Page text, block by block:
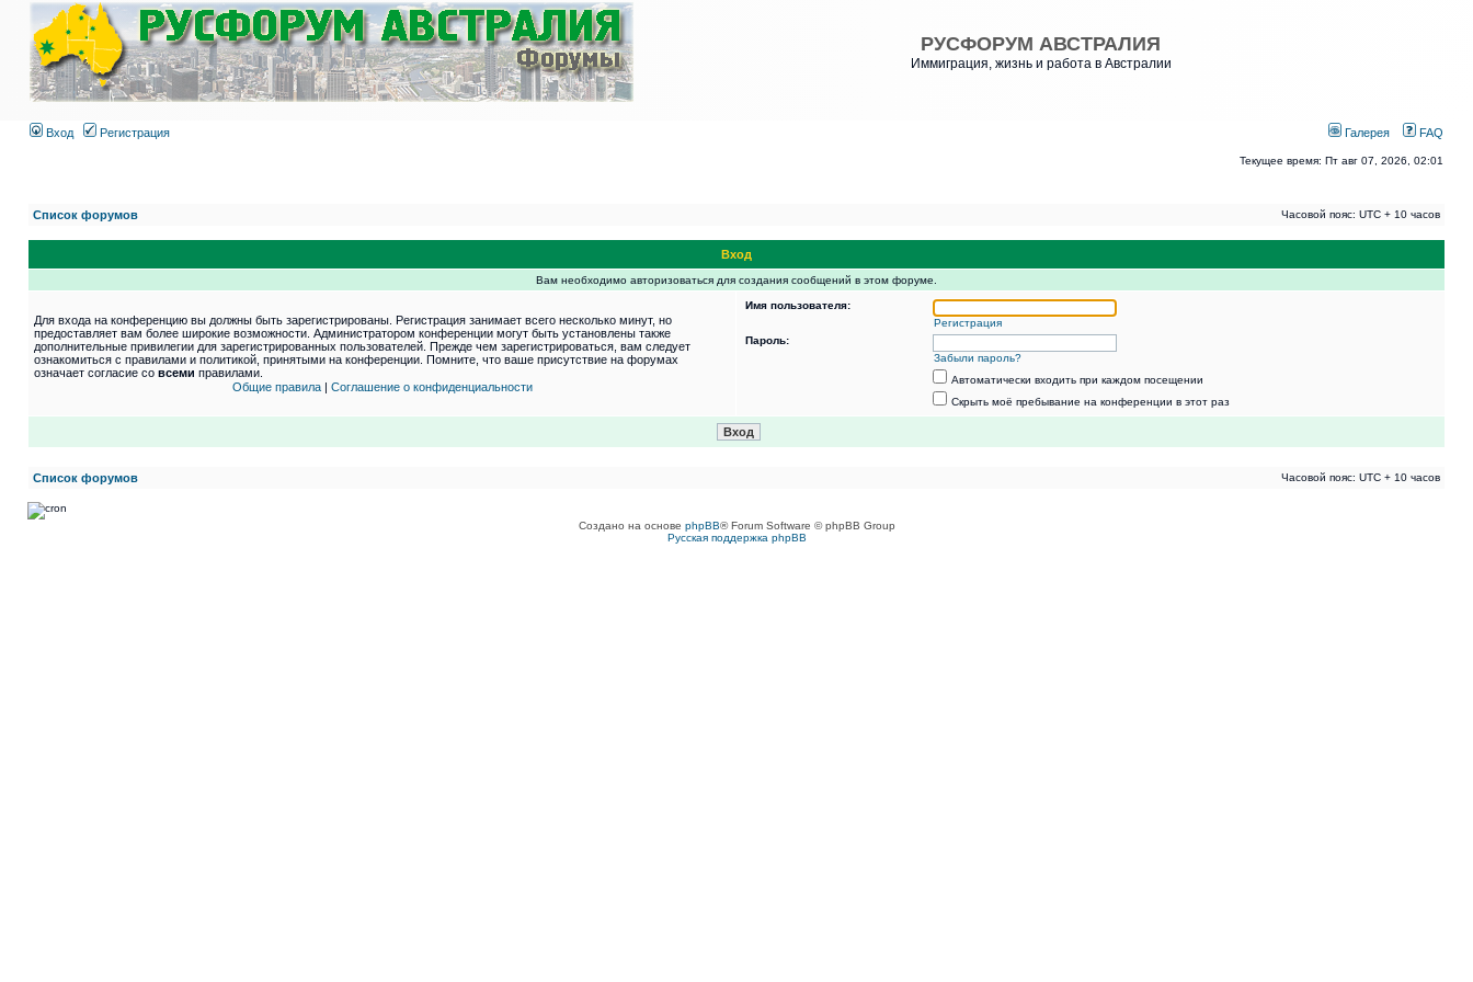
РУСФОРУМ АВСТРАЛИЯ
Иммиграция, жизнь и работа в Австралии
Вход Регистрация Галерея FAQ
Текущее время: Пт авг 07, 2026, 02:01
Список форумов Часовой пояс: UTC + 10 часов
Вход
Вам необходимо авторизоваться для создания сообщений в этом форуме.
Для входа на конференцию вы должны быть зарегистрированы. Регистрация занимает всего несколько минут, но
предоставляет вам более широкие возможности. Администратором конференции могут быть установлены также
дополнительные привилегии для зарегистрированных пользователей. Прежде чем зарегистрироваться, вам следует
ознакомиться с правилами и политикой, принятыми на конференции. Помните, что ваше присутствие на форумах
означает согласие со всеми правилами.
Общие правила| Соглашение о конфиденциальности
Имя пользователя:
Регистрация
Пароль:
Забыли пароль?
Автоматически входить при каждом посещении
Скрыть моё пребывание на конференции в этот раз
Список форумов Часовой пояс: UTC + 10 часов
Создано на основе phpBB® Forum Software © phpBB Group
Русская поддержка phpBB